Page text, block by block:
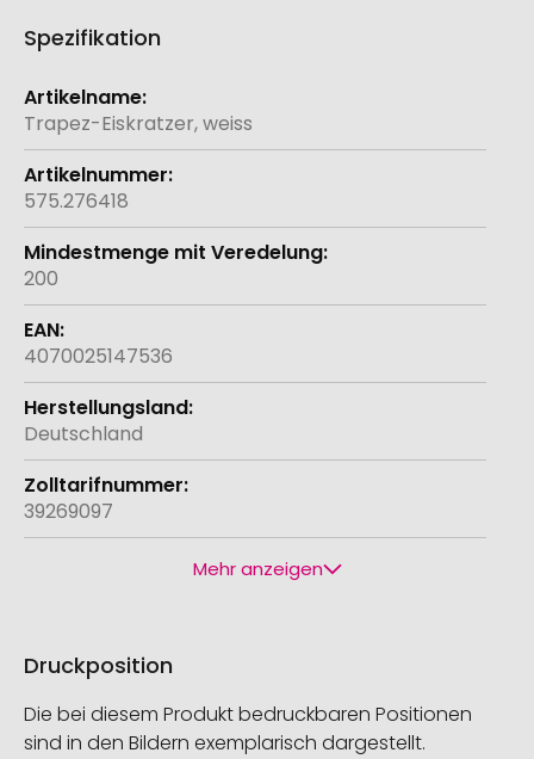
Spezifikation
Weitere
Informationen
Trapez-Eiskratzer, weiss
575.276418
200
4070025147536
Deutschland
39269097
Mehr anzeigen
Druckposition
Die bei diesem Produkt bedruckbaren Positionen
sind in den Bildern exemplarisch dargestellt.